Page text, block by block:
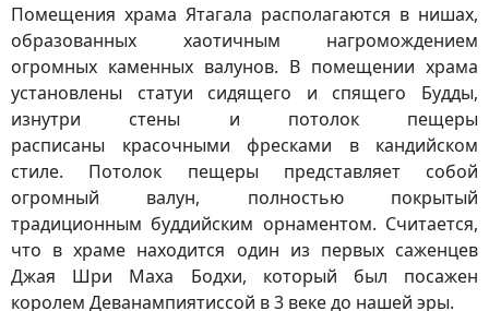
Помещения храма Ятагала располагаются в нишах,
образованных хаотичным нагромождением
огромных каменных валунов. В помещении храма
установлены статуи сидящего и спящего Будды,
изнутри стены и потолок пещеры
расписаны красочными фресками в кандийском
стиле. Потолок пещеры представляет собой
огромный валун, полностью покрытый
традиционным буддийским орнаментом. Считается,
что в храме находится один из первых саженцев
Джая Шри Маха Бодхи, который был посажен
королем Деванампиятиссой в 3 веке до нашей эры.